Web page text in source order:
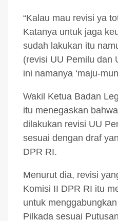
“Kalau mau revisi ya
Katanya untuk jaga
sudah lakukan itu
(revisi UU Pemilu dan
ini namanya ‘maju-
Wakil Ketua Badan
itu menegaskan
dilakukan revisi UU
sesuai dengan draf
DPR RI.
Menurut dia, revisi
Komisi II DPR RI itu
untuk
Pilkada sesuai